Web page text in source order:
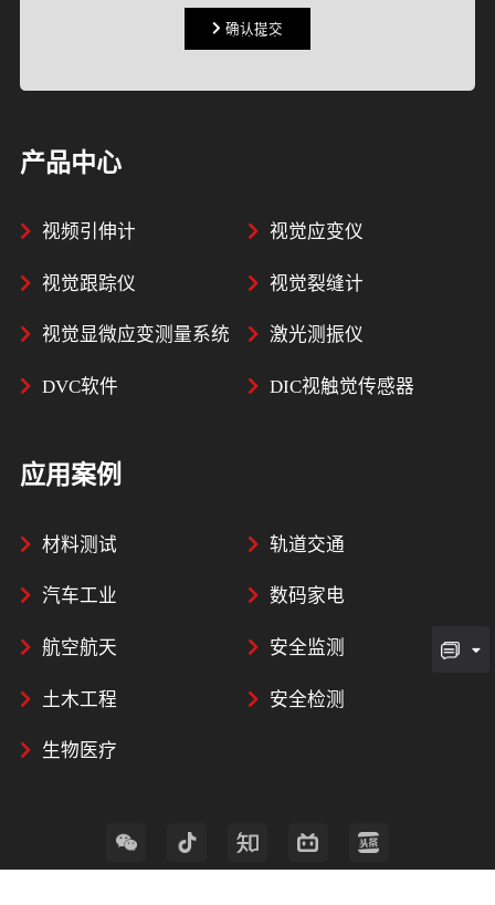
确认提交
产品中心
视频引伸计 视觉应变仪
视觉跟踪仪 视觉裂缝计
视觉显微应变测量系统 激光测振仪
DVC软件 DIC视触觉传感器
应用案例
材料测试
汽车工业
航空航天
土木工程
生物医疗
轨道交通
数码家电
安全监测
安全检测